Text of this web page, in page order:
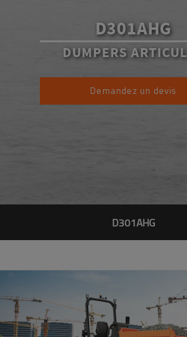
D301AHG
DUMPERS
Demandez un devis
D301AHG